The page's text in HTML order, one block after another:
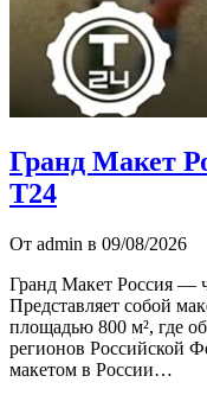
Гранд Макет
Т24
От admin в 09/08/2026
Гранд Макет Россия —
Представляет собой
площадью 800 м², где
регионов Российской
макетом в России…